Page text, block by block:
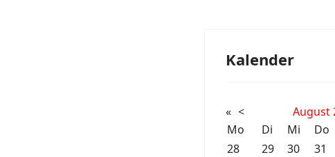
Kalender
« < August
Mo
Di Mi Do
28
29 30 31